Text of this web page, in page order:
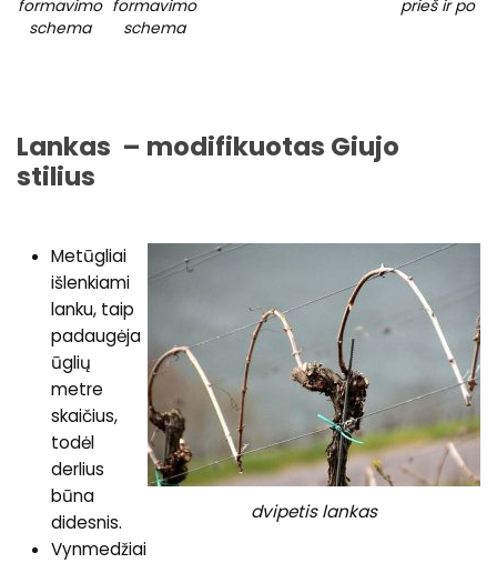
formavimo
schema
formavimo
schema
prieš ir po
Lankas – modifikuotas Giujo
stilius
dvipetis lankas
Metūgliai
išlenkiami
lanku, taip
padaugėja
ūglių
metre
skaičius,
todėl
derlius
būna
didesnis.
Vynmedžiai